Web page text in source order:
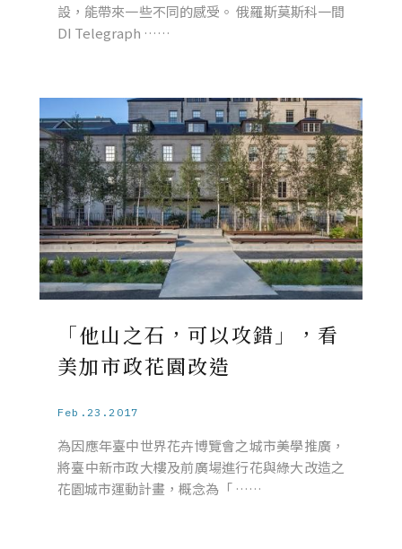
設，能帶來一些不同的感受。 俄羅斯莫斯科一間
DI Telegraph ……
「他山之石，可以攻錯」，看
美加市政花園改造
Feb.23.2017
為因應年臺中世界花卉博覽會之城市美學推廣，
將臺中新市政大樓及前廣場進行花與綠大改造之
花園城市運動計畫，概念為「 ……